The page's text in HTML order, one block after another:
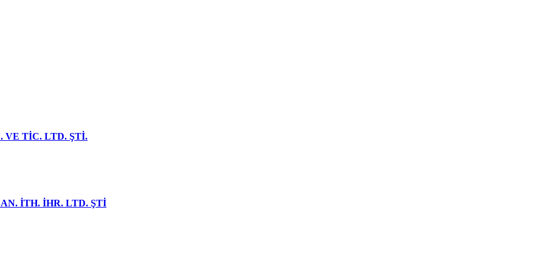
VE TİC. LTD. ŞTİ.
İTH. İHR. LTD. ŞTİ